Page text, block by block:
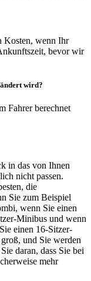
Kosten, wenn Ihr
bevor wir
wird?
Fahrer berechnet
in das von Ihnen
nicht passen.
die
Sie zum Beispiel
wenn Sie einen
Minibus und wenn
einen 16-Sitzer-
und Sie werden
daran, dass Sie bei
mehr